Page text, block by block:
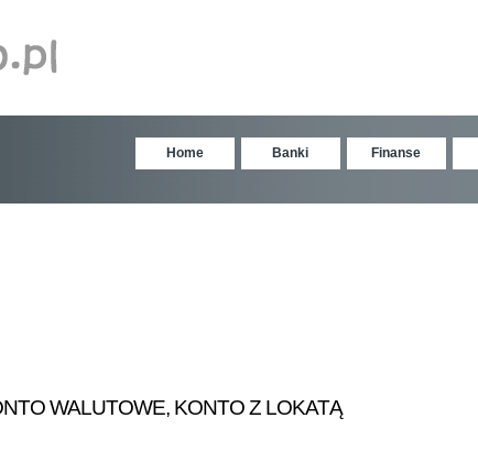
Home Banki Finanse
WALUTOWE, KONTO Z LOKATĄ